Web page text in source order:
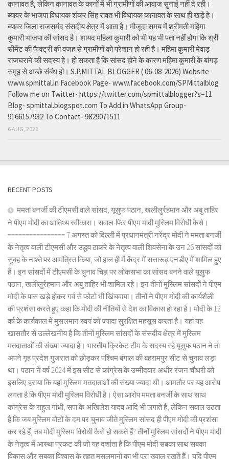
कानावत है, लेकिन कानावत के कानों में भी ग्रामीणों की आवाज सुनाई नहीं दे रही।
ब्यावर के भाजपा विधायक शंकर सिंह रावत भी विधायक कानावत के साथ ही खड़े हे।
ब्यावर जिला राजसमंद संसदीय क्षेत्र में आता है। मौजूदा समय में श्रीमती महिमा
कुमारी भाजपा की सांसद है। शायद महिला कुमारी को भी यह भी पता नहीं होगा कि श्री
सीमेंट की फैक्ट्री की वजह से ग्रामीणों को परेशान हो रही है। महिमा कुमारी मेवाड़
राजघराने की सदस्य हे। हो सकता है कि सांसद होने के कारण महिमा कुमारी के बांगड़
समूह से अच्छे संबंध हो। S.P.MITTAL BLOGGER ( 06-08-2026) Website-
www.spmittal.in Facebook Page- www.facebook.com/SPMittalblog
Follow me on Twitter- https://twitter.com/spmittalblogger?s=11
Blog- spmittal.blogspot.com To Add in WhatsApp Group-
9166157932 To Contact- 9829071511
6 AUG, 2026
RECENT POSTS
ममता बनर्जी की टीएमसी वाले सांसद, यूसुफ पठान, खलीलुर्रहमान और अबु ताहिर
ने पीएम मोदी का आतिथ्य स्वीकारा। सवाल-फिर पीएम मोदी मुस्लिम विरोधी कैसे।
================ 7 अगस्त को दिल्ली में प्रधानमंत्री नरेंद्र मोदी ने ममता बनर्जी
के नेतृत्व वाली टीएमसी और उद्धव ठाकरे के नेतृत्व वाली शिवसेना के उन 26 सांसदों को
सुबह के नाश्ते पर आमंत्रित किया, जो हाल ही में केंद्र में सत्तारूढ़ एनडीए में शामिल हुए
हैं। इन सांसदों में टीएमसी के चुनाव चिह्न पर लोकसभा का सांसद बनने वाले यूसुफ
पठान, खलीलुर्रहमान और अबु ताहिर भी शामिल रहे। इन तीनों मुस्लिम सांसदों ने पीएम
मोदी के पास खड़े होकर गर्व से फोटो भी खिंचवाया। तीनों ने पीएम मोदी की कार्यशैली
की प्रशंसा करते हुए कहा कि मोदी की नीतियों से देश का विकास हो रहा है। मोदी के 12
वर्ष के कार्यकाल में मुसलमान स्वयं को ज्यादा सुरक्षित महसूस करता है। यहां यह
खासतौर से उल्लेखनीय है कि तीनों मुस्लिम सांसदों के संसदीय क्षेत्र में मुस्लिम
मतदाताओं की संख्या ज्यादा है। भारतीय क्रिकेट टीम के सदस्य रहे यूसुफ पठान ने तो
अपने गृह प्रदेश गुजरात को छोड़कर पश्चिम बंगाल की बहरामपुर सीट से चुनाव लड़ा
था। पठान ने वर्ष 2024 में इस सीट से कांग्रेस के उम्मीदवार अधीर रंजन चौधरी को
इसलिए हराया कि यहां मुस्लिम मतदाताओं की संख्या ज्यादा थी। आमतौर पर यह आरोप
लगता है कि पीएम मोदी मुस्लिम विरोधी है। ऐसा आरोप ममता बनर्जी के साथ साथ
कांग्रेस के राहुल गांधी, सपा के अखिलेश यादव आदि भी लगाते हैं, लेकिन सवाल उठता
है कि जब मुस्लिम वोटों के दम पर चुनाव जीते मुस्लिम सांसद ही पीएम मोदी की प्रशंसा
कर रहे हैं, तब मोदी मुस्लिम विरोधी कैसे हो सकते हैं? तीनों मुस्लिम सांसदों ने पीएम मोदी
के नेतृत्व में आस्था प्रकट की जो यह दर्शाता है कि पीएम मोदी सबका साथ सबका
विकास और सबका विश्वास के तहत मुसलमानों का भी पूरा ख्याल रखते हैं। यदि पीएम